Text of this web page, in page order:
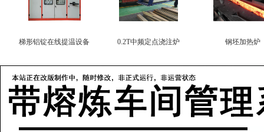
梯形铝锭在线提温设备 0.2T中频定点浇注炉 钢坯加热炉
氮化硼专用中频加热线圈 电机端环焊接设备 电机转子导条焊